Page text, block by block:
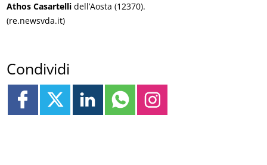
Athos Casartelli dell’Aosta (12370).
(re.newsvda.it)
Condividi